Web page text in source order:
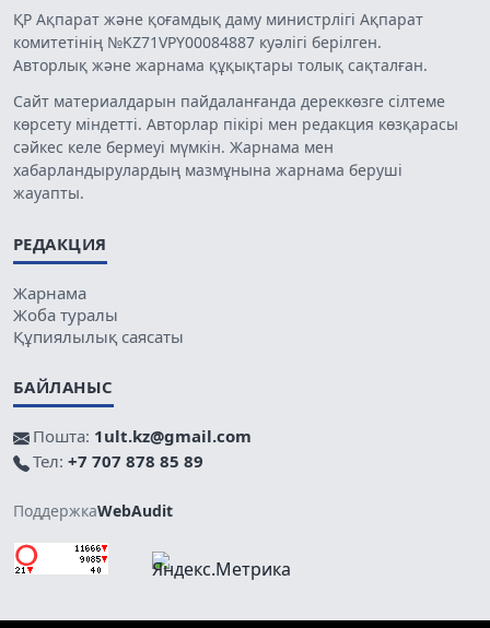
ҚР Ақпарат және қоғамдық даму министрлігі Ақпарат
комитетінің №KZ71VPY00084887 куәлігі берілген.
Авторлық және жарнама құқықтары толық сақталған.
Сайт материалдарын пайдаланғанда дереккөзге сілтеме
көрсету міндетті. Авторлар пікірі мен редакция көзқарасы
сәйкес келе бермеуі мүмкін. Жарнама мен
хабарландырулардың мазмұнына жарнама беруші
жауапты.
РЕДАКЦИЯ
Жарнама
Жоба туралы
Құпиялылық саясаты
БАЙЛАНЫС
Пошта: 1ult.kz@gmail.com
Тел: +7 707 878 85 89
ПоддержкаWebAudit